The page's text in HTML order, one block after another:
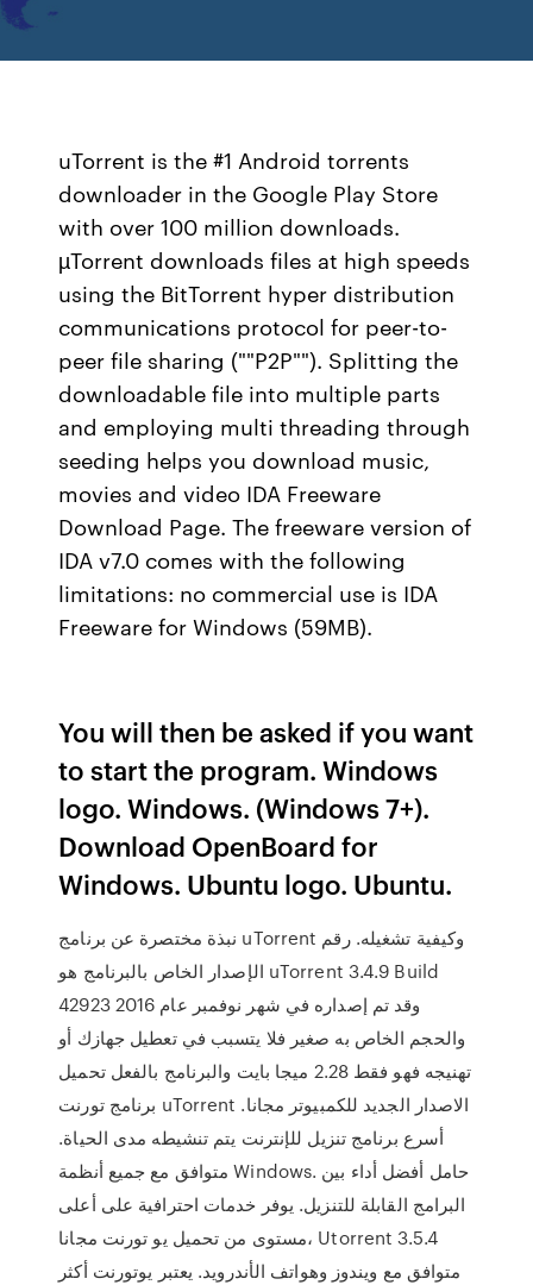
uTorrent is the #1 Android torrents
downloader in the Google Play Store
with over 100 million downloads.
µTorrent downloads files at high speeds
using the BitTorrent hyper distribution
communications protocol for peer-to-
peer file sharing (""P2P""). Splitting the
downloadable file into multiple parts
and employing multi threading through
seeding helps you download music,
movies and video IDA Freeware
Download Page. The freeware version of
IDA v7.0 comes with the following
limitations: no commercial use is IDA
Freeware for Windows (59MB).
You will then be asked if you want
to start the program. Windows
logo. Windows. (Windows 7+).
Download OpenBoard for
Windows. Ubuntu logo. Ubuntu.
نبذة مختصرة عن برنامج uTorrent وكيفية تشغيله. رقم
الإصدار الخاص بالبرنامج هو uTorrent 3.4.9 Build
42923 وقد تم إصداره في شهر نوفمبر عام 2016
والحجم الخاص به صغير فلا يتسبب في تعطيل جهازك أو
تهنيجه فهو فقط 2.28 ميجا بايت والبرنامج بالفعل تحميل
برنامج تورنت uTorrent الاصدار الجديد للكمبيوتر مجانا.
أسرع برنامج تنزيل للإنترنت يتم تنشيطه مدى الحياة.
متوافق مع جميع أنظمة Windows. حامل أفضل أداء بين
البرامج القابلة للتنزيل. يوفر خدمات احترافية على أعلى
مستوى من تحميل يو تورنت مجانا، Utorrent 3.5.4
متوافق مع ويندوز وهواتف الأندرويد. يعتبر يوتورنت أكثر